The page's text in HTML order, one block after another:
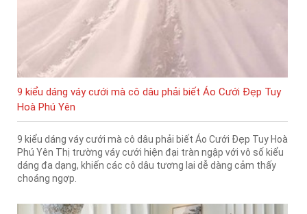
9 kiểu dáng váy cưới mà cô dâu phải biết Áo Cưới Đẹp Tuy
Hoà Phú Yên
9 kiểu dáng váy cưới mà cô dâu phải biết Áo Cưới Đẹp Tuy Hoà
Phú Yên Thị trường váy cưới hiện đại tràn ngập với vô số kiểu
dáng đa dạng, khiến các cô dâu tương lai dễ dàng cảm thấy
choáng ngợp.